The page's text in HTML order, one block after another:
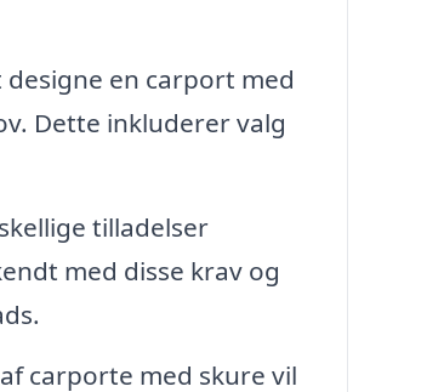
en carport med
Dette inkluderer valg
tilladelser
med disse krav og
carporte med skure vil